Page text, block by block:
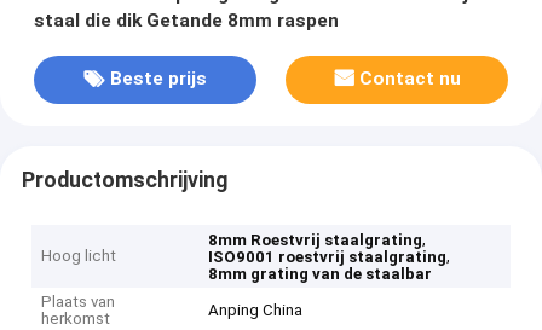
staal die dik Getande 8mm raspen
Beste prijs Contact nu
Productomschrijving
Hoog licht
8mm Roestvrij staalgrating,
ISO9001 roestvrij staalgrating,
8mm grating van de staalbar
Plaats van
herkomst
Anping China